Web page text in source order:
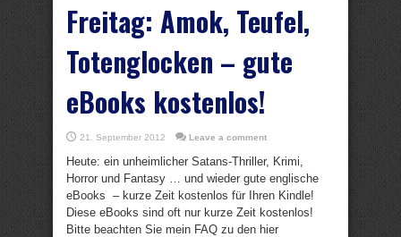
Freitag: Amok, Teufel,
Totenglocken – gute
eBooks kostenlos!
21. September 2012 Leave a comment
Heute: ein unheimlicher Satans-Thriller, Krimi,
Horror und Fantasy … und wieder gute englische
eBooks – kurze Zeit kostenlos für Ihren Kindle!
Diese eBooks sind oft nur kurze Zeit kostenlos!
Bitte beachten Sie mein FAQ zu den hier